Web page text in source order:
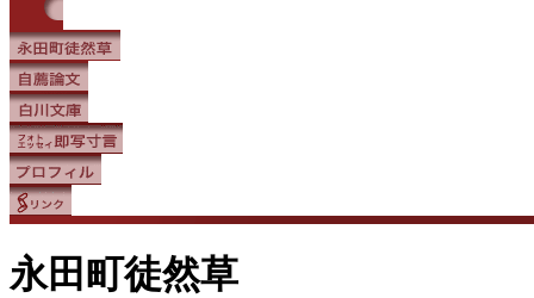
永田町徒然草